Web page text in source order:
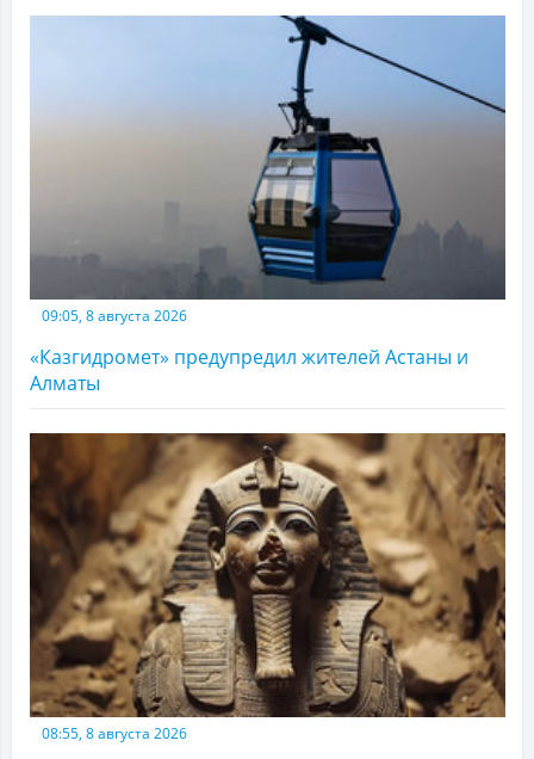
09:05, 8 августа 2026
«Казгидромет» предупредил жителей Астаны и
Алматы
08:55, 8 августа 2026